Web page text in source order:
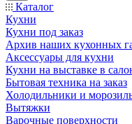
Каталог
Кухни
Кухни под заказ
Архив наших кухонных
Аксессуары для кухни
Кухни на выставке в
Бытовая техника на заказ
Холодильники и
Вытяжки
Варочные поверхности